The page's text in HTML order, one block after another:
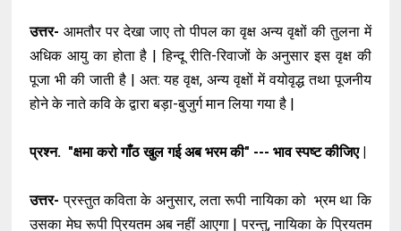
उत्तर-आमतौर पर देखा जाए तो पीपल का वृक्ष अन्य वृक्षों की तुलना में
अधिक आयु का होता है | हिन्दू रीति-रिवाजों के अनुसार इस वृक्ष की
पूजा भी की जाती है | अत: यह वृक्ष, अन्य वृक्षों में वयोवृद्ध तथा पूजनीय
होने के नाते कवि के द्वारा बड़ा-बुजुर्ग मान लिया गया है |
प्रश्न. "क्षमा करो गाँठ खुल गई अब भरम की" --- भाव स्पष्ट कीजिए |
उत्तर- प्रस्तुत कविता के अनुसार, लता रूपी नायिका को भ्रम था कि
उसका मेघ रूपी प्रियतम अब नहीं आएगा | परन्तु, नायिका के प्रियतम